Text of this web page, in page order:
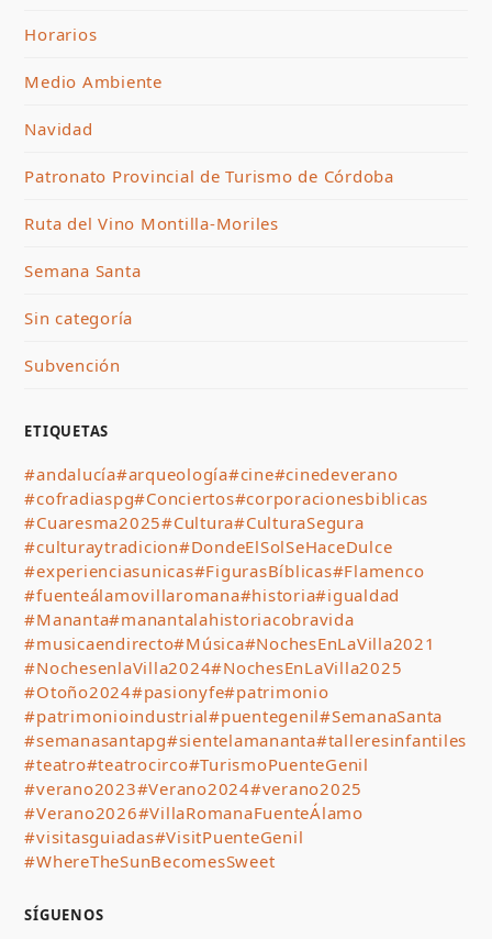
Horarios
Medio Ambiente
Navidad
Patronato Provincial de Turismo de Córdoba
Ruta del Vino Montilla-Moriles
Semana Santa
Sin categoría
Subvención
ETIQUETAS
#andalucía#arqueología#cine#cinedeverano
#cofradiaspg#Conciertos#corporacionesbiblicas
#Cuaresma2025#Cultura#CulturaSegura
#culturaytradicion#DondeElSolSeHaceDulce
#experienciasunicas#FigurasBíblicas#Flamenco
#fuenteálamovillaromana#historia#igualdad
#Mananta#manantalahistoriacobravida
#musicaendirecto#Música#NochesEnLaVilla2021
#NochesenlaVilla2024#NochesEnLaVilla2025
#Otoño2024#pasionyfe#patrimonio
#patrimonioindustrial#puentegenil#SemanaSanta
#semanasantapg#sientelamananta#talleresinfantiles
#teatro#teatrocirco#TurismoPuenteGenil
#verano2023#Verano2024#verano2025
#Verano2026#VillaRomanaFuenteÁlamo
#visitasguiadas#VisitPuenteGenil
#WhereTheSunBecomesSweet
SÍGUENOS